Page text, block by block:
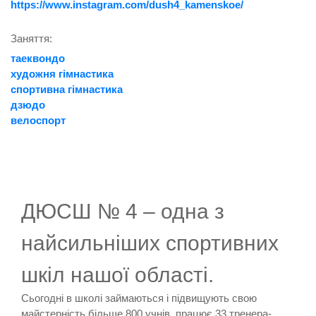
https://www.instagram.com/dush4_kamenskoe/
Заняття:
таеквондо
художня гімнастика
спортивна гімнастика
дзюдо
велоспорт
ДЮСШ № 4 – одна з
найсильніших спортивних
шкіл нашої області.
Сьогодні в школі займаються і підвищують свою
майстерність більше 800 учнів, працює 33 тренера-